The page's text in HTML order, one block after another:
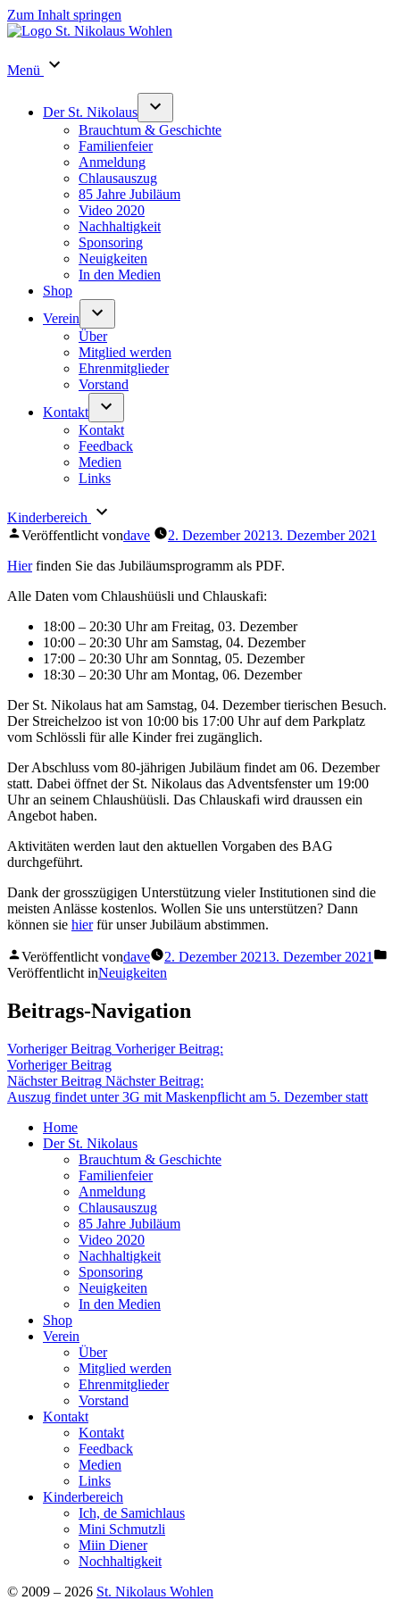
Zum Inhalt springen
Menü
Der St. Nikolaus
Brauchtum & Geschichte
Familienfeier
Anmeldung
Chlausauszug
85 Jahre Jubiläum
Video 2020
Nachhaltigkeit
Sponsoring
Neuigkeiten
In den Medien
Shop
Verein
Über
Mitglied werden
Ehrenmitglieder
Vorstand
Kontakt
Kontakt
Feedback
Medien
Links
Kinderbereich
Veröffentlicht vondave 2. Dezember 20213. Dezember 2021
Hierfinden Sie das Jubiläumsprogramm als PDF.
Alle Daten vom Chlaushüüsli und Chlauskafi:
18:00 – 20:30 Uhr am Freitag, 03. Dezember
10:00 – 20:30 Uhr am Samstag, 04. Dezember
17:00 – 20:30 Uhr am Sonntag, 05. Dezember
18:30 – 20:30 Uhr am Montag, 06. Dezember
Der St. Nikolaus hat am Samstag, 04. Dezember tierischen Besuch.
Der Streichelzoo ist von 10:00 bis 17:00 Uhr auf dem Parkplatz
vom Schlössli für alle Kinder frei zugänglich.
Der Abschluss vom 80-jährigen Jubiläum findet am 06. Dezember
statt. Dabei öffnet der St. Nikolaus das Adventsfenster um 19:00
Uhr an seinem Chlaushüüsli. Das Chlauskafi wird draussen ein
Angebot haben.
Aktivitäten werden laut den aktuellen Vorgaben des BAG
durchgeführt.
Dank der grosszügigen Unterstützung vieler Institutionen sind die
meisten Anlässe kostenlos. Wollen Sie uns unterstützen? Dann
können sie hierfür unser Jubiläum abstimmen.
Veröffentlicht vondave 2. Dezember 20213. Dezember 2021
Veröffentlicht inNeuigkeiten
Beitrags-Navigation
Vorheriger Beitrag Vorheriger Beitrag:
Vorheriger Beitrag
Nächster Beitrag Nächster Beitrag:
Auszug findet unter 3G mit Maskenpflicht am 5. Dezember statt
Home
Der St. Nikolaus
Brauchtum & Geschichte
Familienfeier
Anmeldung
Chlausauszug
85 Jahre Jubiläum
Video 2020
Nachhaltigkeit
Sponsoring
Neuigkeiten
In den Medien
Shop
Verein
Über
Mitglied werden
Ehrenmitglieder
Vorstand
Kontakt
Kontakt
Feedback
Medien
Links
Kinderbereich
Ich, de Samichlaus
Mini Schmutzli
Miin Diener
Nochhaltigkeit
© 2009 – 2026 St. Nikolaus Wohlen